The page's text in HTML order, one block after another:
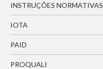
INSTRUÇÕES NORMATIVAS
IOTA
PAID
PROQUALI